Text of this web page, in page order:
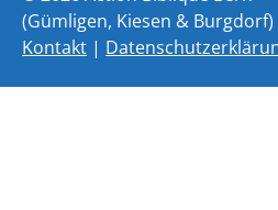
(Gümligen, Kiesen & Burgdorf)
Kontakt |